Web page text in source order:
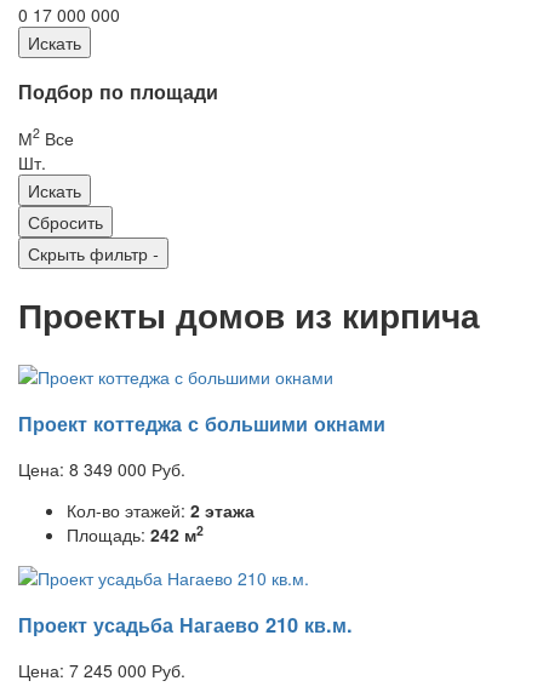
0 17 000 000
Подбор по площади
М2 Все
Шт.
Скрыть фильтр -
Проекты домов из кирпича
Проект коттеджа с большими окнами
Цена: 8 349 000 Руб.
Кол-во этажей: 2 этажа
Площадь: 242 м2
Проект усадьба Нагаево 210 кв.м.
Цена: 7 245 000 Руб.